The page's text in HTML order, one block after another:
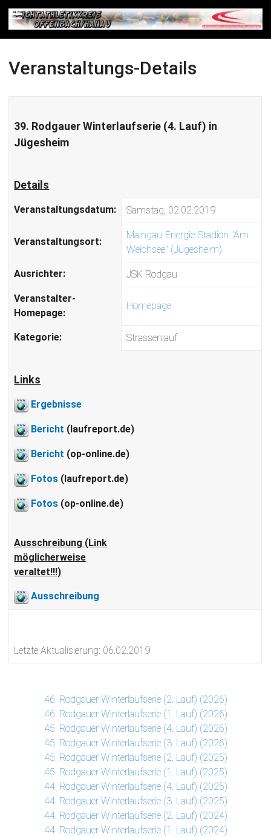
Veranstaltungs-Details
39. Rodgauer Winterlaufserie (4. Lauf) in
Jügesheim
Details
Veranstaltungsdatum: Samstag, 02.02.2019
Veranstaltungsort:
Maingau-Energie-Stadion "Am
Weichsee" (Jügesheim)
Ausrichter: JSK Rodgau
Veranstalter-
Homepage:
Homepage
Kategorie: Strassenlauf
Links
Ergebnisse
Bericht (laufreport.de)
Bericht (op-online.de)
Fotos (laufreport.de)
Fotos (op-online.de)
Ausschreibung (Link
möglicherweise
veraltet!!!)
Ausschreibung
Letzte Aktualisierung: 06.02.2019
46. Rodgauer Winterlaufserie (2. Lauf) (2026)
46. Rodgauer Winterlaufserie (1. Lauf) (2026)
45. Rodgauer Winterlaufserie (4. Lauf) (2026)
45. Rodgauer Winterlaufserie (3. Lauf) (2026)
45. Rodgauer Winterlaufserie (2. Lauf) (2025)
45. Rodgauer Winterlaufserie (1. Lauf) (2025)
44. Rodgauer Winterlaufserie (4. Lauf) (2025)
44. Rodgauer Winterlaufserie (3. Lauf) (2025)
44. Rodgauer Winterlaufserie (2. Lauf) (2024)
44. Rodgauer Winterlaufserie (1. Lauf) (2024)